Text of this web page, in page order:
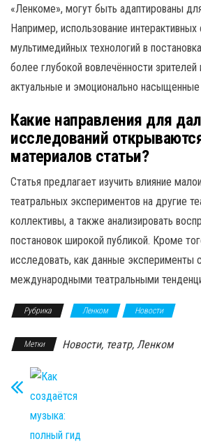
«Ленкоме», могут быть адаптированы
Например, использование
мультимедийных технологий в
более глубокой вовлечённости
актуальные и эмоционально насыщенные
Какие направления для
исследований
материалов статьи?
Статья предлагает изучить влияние
театральных экспериментов на другие
коллективы, а также анализировать
постановок широкой публикой. Кроме
исследовать, как данные эксперименты
международными театральными
Рубрика Ленком Новости
Метки Новости, театр, Ленком